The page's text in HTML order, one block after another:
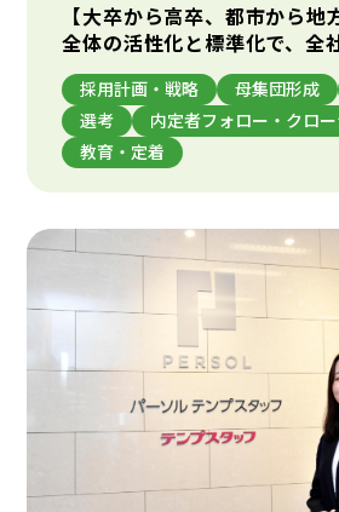
【大卒から高卒、都市から地
全体の活性化と標準化で、全
醸成
採用計画・戦略 母集団形成
選考
内定者フォロー・クロ
教育・定着